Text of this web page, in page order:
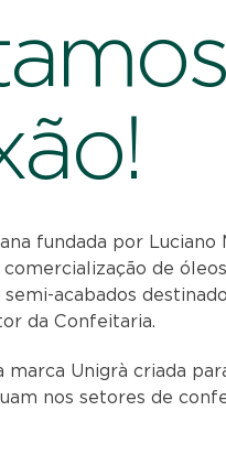
fundada por Luciano
de
acabados
da Confeitaria.
Unigrà criada
nos setores de